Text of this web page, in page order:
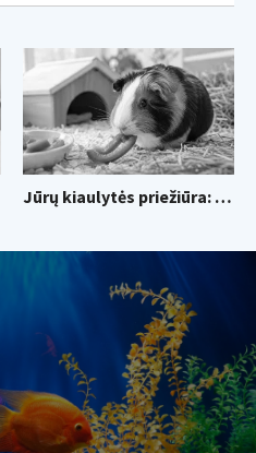
Jūrų kiaulytės priežiūra: kodėl būtinas vitaminas C